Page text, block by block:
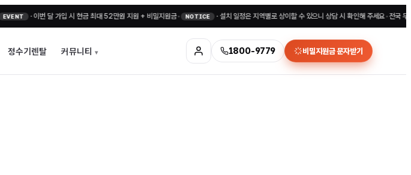
·이번 달 가입 시 현금 최대 52만원 지원 + 비밀지원금 • NOTICE ·설치 일정은 지역별로 상이할 수 있으니 상담 시 확인해 주세요• 전국 무료상
정수기렌탈 커뮤니티 1800-9779 비밀지원금 문자받기